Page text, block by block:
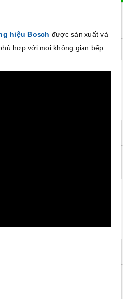
hiệu Bosch được sản xuất và
hợp với mọi không gian bếp.